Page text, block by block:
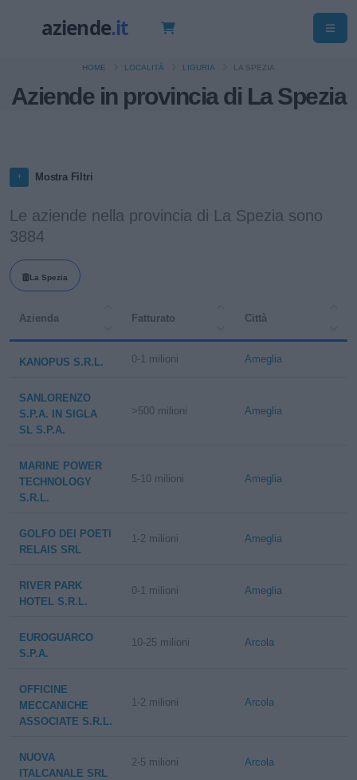
Aziende in provincia di La Spezia
HOME LOCALITÀ LIGURIA LA SPEZIA
Mostra Filtri
Le aziende nella provincia di La Spezia sono
3884
La Spezia
Azienda Fatturato Città
KANOPUS S.R.L. 0-1 milioni Ameglia
SANLORENZO
S.P.A. IN SIGLA
SL S.P.A.
>500 milioni Ameglia
MARINE POWER
TECHNOLOGY
S.R.L.
5-10 milioni Ameglia
GOLFO DEI POETI
RELAIS SRL
1-2 milioni Ameglia
RIVER PARK
HOTEL S.R.L.
0-1 milioni Ameglia
EUROGUARCO
S.P.A.
10-25 milioni Arcola
OFFICINE
MECCANICHE
ASSOCIATE S.R.L.
1-2 milioni Arcola
NUOVA
ITALCANALE SRL
2-5 milioni Arcola